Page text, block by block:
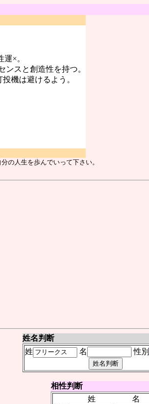
×。
スと創造性を持つ。
機は避けるよう。
の人生を歩んでいって下さい。
姓名判断
姓
名 性別
相性判断
姓
名